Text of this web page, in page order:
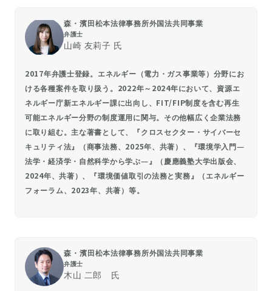
森⁠・濱田松本法律事務所外国法共同事業
弁護士
山崎 友莉子 氏
2017年弁護士登録。エネルギー（電力・ガス事業等）分野にお
ける各種案件を取り扱う。2022年～2024年において、資源エ
ネルギー庁新エネルギー課に出向し、FIT/FIP制度を含む再生
可能エネルギー分野の制度運用に関与。その他幅広く企業法務
に取り組む。主な著書として、『クロスセクター・サイバーセ
キュリティ法』（商事法務、2025年、共著）、『環境学入門―
法学・経済学・自然科学から学ぶ―』（慶應義塾大学出版会、
2024年、共著）、『環境価値取引の法務と実務』（エネルギー
フォーラム、2023年、共著）等。
森⁠・濱田松本法律事務所外国法共同事業
弁護士
木山 二郎 氏